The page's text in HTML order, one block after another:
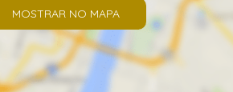
MOSTRAR NO MAPA